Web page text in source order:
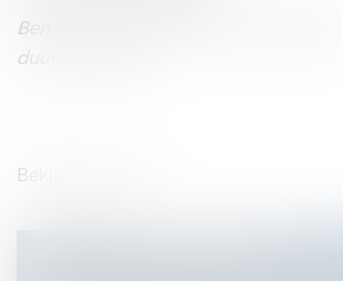
Ben jij scherp op kwaliteit, veiligheid en
duurzaamheid?
Bekijk vacature